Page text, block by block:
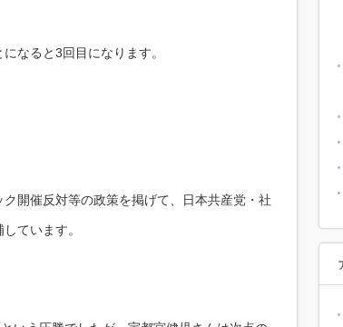
なると3回目になります。
開催反対等の政策を掲げて、日本共産党・社
ています。